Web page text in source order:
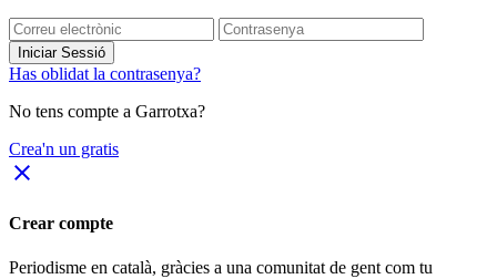
Iniciar Sessió
Has oblidat la contrasenya?
No tens compte a Garrotxa?
Crea'n un gratis
close
Crear compte
Periodisme en català, gràcies a una comunitat de gent com tu